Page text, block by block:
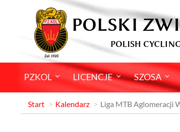
POLSKI
POLISH
PZKOL LICENCJE SZOSA
Start Kalendarz Liga MTB Aglomeracji